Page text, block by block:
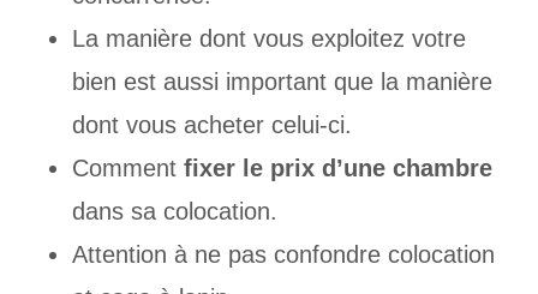
La manière dont vous exploitez votre
bien est aussi important que la manière
dont vous acheter celui-ci.
Comment fixer le prix d’une chambre
dans sa colocation.
Attention à ne pas confondre colocation